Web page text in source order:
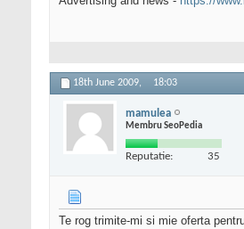
18th June 2009, 18:03
mamulea
Membru SeoPedia
Reputatie: 35
Te rog trimite-mi si mie oferta